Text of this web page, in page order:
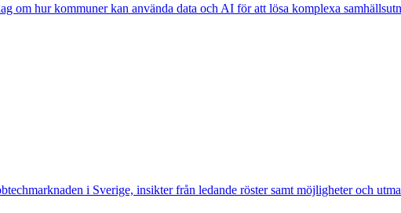
om hur kommuner kan använda data och AI för att lösa komplexa
i Sverige, insikter från ledande röster samt möjligheter och